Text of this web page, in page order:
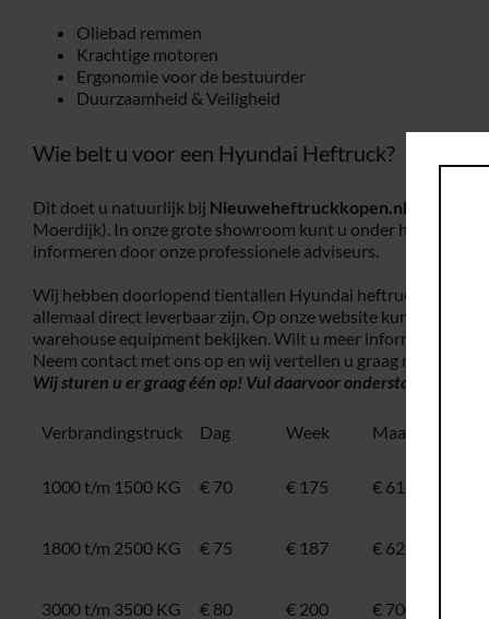
Oliebad remmen
Krachtige motoren
Ergonomie voor de bestuurder
Duurzaamheid & Veiligheid
Wie belt u voor een Hyundai Heftruck?
Dit doet u natuurlijk bij Nieuweheftruckkopen.nl,
Moerdijk). In onze grote showroom kunt u onder het genot
informeren door onze professionele adviseurs.
Wij hebben doorlopend tientallen Hyundai heftrucks op
allemaal direct leverbaar zijn. Op onze website kunt u onze
warehouse equipment bekijken. Wilt u meer informatie over
Neem contact met ons op en wij vertellen u graag meer!
Wij sturen u er graag één op! Vul daarvoor onderstaand
Verbrandingstruck Dag Week Maand
1000 t/m 1500 KG € 70 € 175 € 612,50
1800 t/m 2500 KG
€ 75 € 187 € 624,75
3000 t/m 3500 KG € 80 € 200 € 700